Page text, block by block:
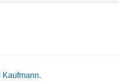
Kaufmann.